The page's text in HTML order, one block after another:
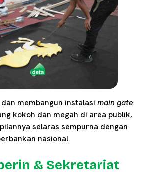
membangun instalasi main gate
kokoh dan megah di area publik,
selaras sempurna dengan
nasional.
& Sekretariat